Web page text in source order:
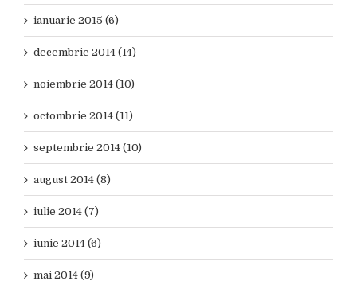
ianuarie 2015 (6)
decembrie 2014 (14)
noiembrie 2014 (10)
octombrie 2014 (11)
septembrie 2014 (10)
august 2014 (8)
iulie 2014 (7)
iunie 2014 (6)
mai 2014 (9)